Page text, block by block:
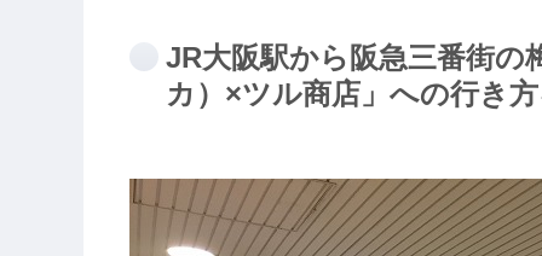
JR大阪駅から阪急三番街の
カ）×ツル商店」への行き